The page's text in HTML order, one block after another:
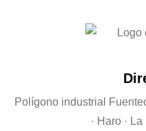
Polígono industrial
· Haro ·